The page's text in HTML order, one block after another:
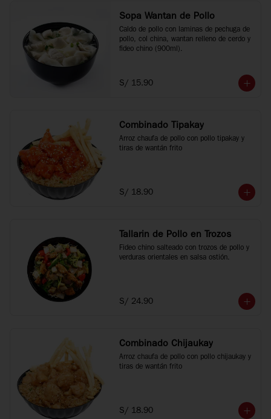
Sopa Wantan de Pollo
Caldo de pollo con laminas de pechuga de
pollo, col china, wantan relleno de cerdo y
fideo chino (900ml).
S/ 15.90
Combinado Tipakay
Arroz chaufa de pollo con pollo tipakay y
tiras de wantán frito
S/ 18.90
Tallarin de Pollo en Trozos
Fideo chino salteado con trozos de pollo y
verduras orientales en salsa ostión.
S/ 24.90
Combinado Chijaukay
Arroz chaufa de pollo con pollo chijaukay y
tiras de wantán frito
S/ 18.90